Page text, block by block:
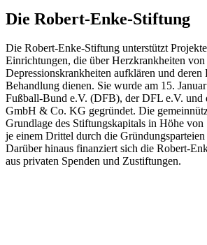
Die Robert-Enke-Stiftung
Die Robert-Enke-Stiftung unterstützt
Einrichtungen, die über Herzkrankheiten
Depressionskrankheiten aufklären und deren
Behandlung dienen. Sie wurde am 15.
Fußball-Bund e.V. (DFB), der DFL e.V. und
GmbH & Co. KG gegründet. Die
Grundlage des Stiftungskapitals in Höhe
je einem Drittel durch die
Darüber hinaus finanziert sich die Robert-
aus privaten Spenden und Zustiftungen.